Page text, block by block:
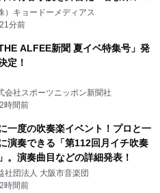
ジで来い』キービジュアル解禁！
）キョードーメディアス
分前
THE ALFEE新聞 夏イベ特集号」発
定！
会社スポーツニッポン新聞社
時間前
一度の吹奏楽イベント！プロと一
演奏できる「第112回月イチ吹奏
。演奏曲目などの詳細発表！
社団法人 大阪市音楽団
時間前